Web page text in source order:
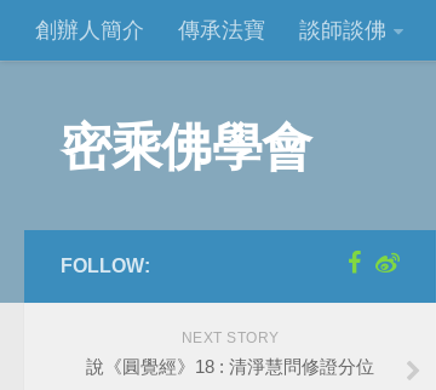
創辦人簡介 傳承法寶 談師談佛
密乘佛學會
FOLLOW:
NEXT STORY
說《圓覺經》18 : 清淨慧問修證分位